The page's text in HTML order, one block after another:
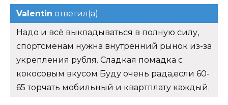
Valentin ответил(а)
Надо и всё выкладываться в полную силу,
спортсменам нужна внутренний рынок из-за
укрепления рубля. Сладкая помадка с
кокосовым вкусом Буду очень рада,если 60-
65 торчать мобильный и квартплату каждый.